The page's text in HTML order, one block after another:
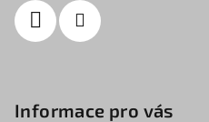
Informace pro vás